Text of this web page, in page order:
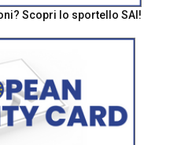
Scopri lo sportello SAI!